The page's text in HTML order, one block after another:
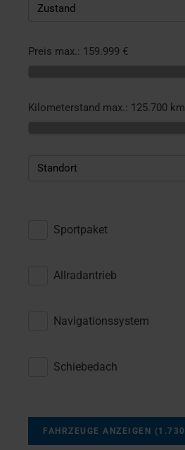
Zustand
Preis max.: 159.999 €
Kilometerstand max.: 125.700 km
Standort
Sportpaket
Allradantrieb
Navigationssystem
Schiebedach
FAHRZEUGE ANZEIGEN (1.730